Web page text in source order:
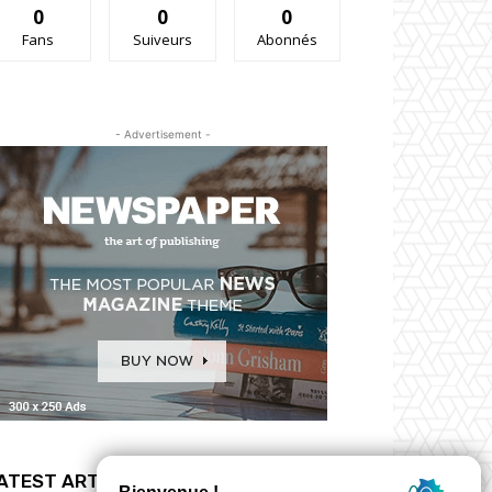
0
Fans
0
Suiveurs
0
Abonnés
- Advertisement -
ARTICLES